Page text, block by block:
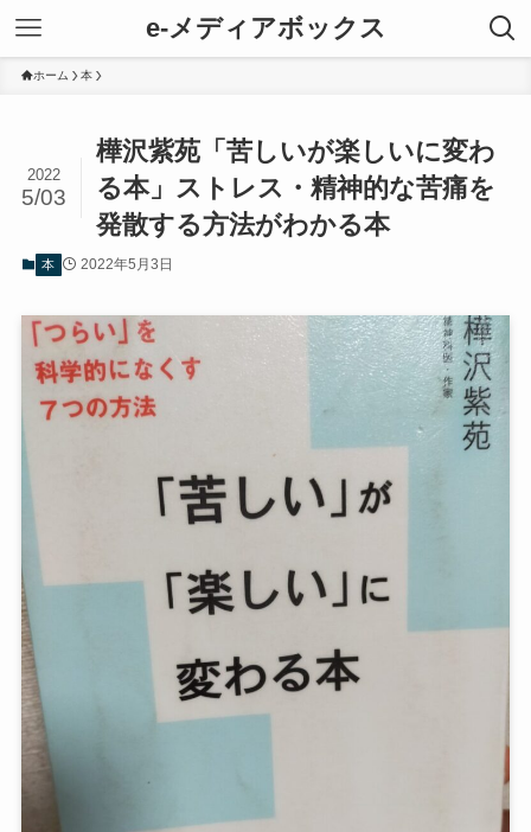
e-メディアボックス
ホーム 本
樺沢紫苑「苦しいが楽しいに変わ
る本」ストレス・精神的な苦痛を
発散する方法がわかる本
2022
5/03
本 2022年5月3日